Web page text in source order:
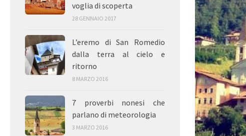
voglia di scoperta
28 GENNAIO 2017
L’eremo di San Romedio
dalla terra al cielo e
ritorno
8 MARZO 2016
7 proverbi nonesi che
parlano di meteorologia
3 MARZO 2016